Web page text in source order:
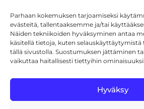
Parhaan kokemuksen tarjoamiseksi
evästeitä, tallentaaksemme ja/tai
Näiden tekniikoiden hyväksyminen antaa
käsitellä tietoja, kuten selauskäyttäytymistä
tällä sivustolla. Suostumuksen jättäminen
vaikuttaa haitallisesti tiettyihin
Hyväksy
Oma tili
Maksutavat
Toimitustavat
Usein kysytyt kysymykset
+358 44 270 3795
asiakaspalvelu@toolcat.fi